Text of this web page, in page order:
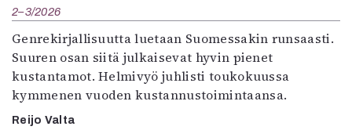
2–3/2026
Genrekirjallisuutta luetaan Suomessakin runsaasti.
Suuren osan siitä julkaisevat hyvin pienet
kustantamot. Helmivyö juhlisti toukokuussa
kymmenen vuoden kustannustoimintaansa.
Reijo Valta